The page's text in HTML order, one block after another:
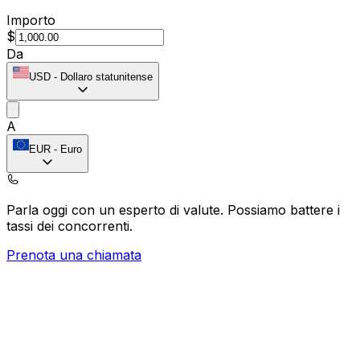
Importo
$
Da
USD - Dollaro statunitense
A
EUR - Euro
Parla oggi con un esperto di valute. Possiamo battere i
tassi dei concorrenti.
Prenota una chiamata